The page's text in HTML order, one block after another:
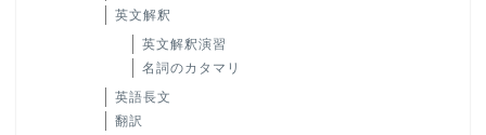
英文解釈
英文解釈演習
名詞のカタマリ
英語長文
翻訳